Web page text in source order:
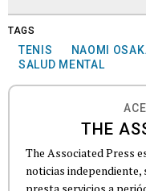
TAGS
TENIS NAOMI
SALUD MENTAL
THE
The Associated Press
noticias independiente,